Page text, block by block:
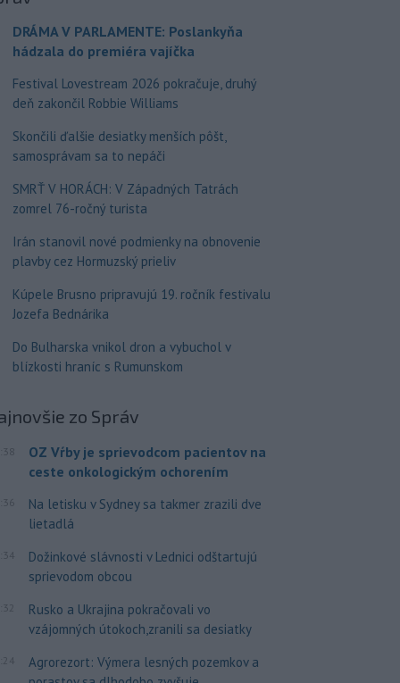
DRÁMA V PARLAMENTE: Poslankyňa
hádzala do premiéra vajíčka
Festival Lovestream 2026 pokračuje, druhý
deň zakončil Robbie Williams
Skončili ďalšie desiatky menších pôšt,
samosprávam sa to nepáči
SMRŤ V HORÁCH: V Západných Tatrách
zomrel 76-ročný turista
Irán stanovil nové podmienky na obnovenie
plavby cez Hormuzský prieliv
Kúpele Brusno pripravujú 19. ročník festivalu
Jozefa Bednárika
Do Bulharska vnikol dron a vybuchol v
blízkosti hraníc s Rumunskom
zo Správ
OZ Vŕby je sprievodcom pacientov na
ceste onkologickým ochorením
Na letisku v Sydney sa takmer zrazili dve
lietadlá
Dožinkové slávnosti v Lednici odštartujú
sprievodom obcou
Rusko a Ukrajina pokračovali vo
vzájomných útokoch,zranili sa desiatky
Agrorezort: Výmera lesných pozemkov a